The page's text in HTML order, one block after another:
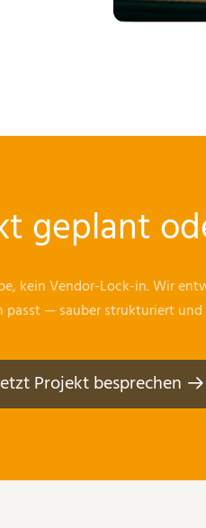
geplant
kein Vendor-Lock-in. Wir
passt — sauber strukturiert
Projekt besprechen